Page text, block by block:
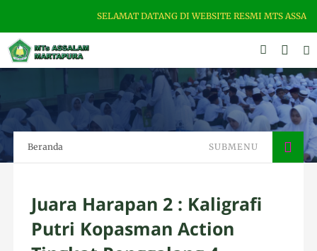
SELAMAT DATANG DI WEBSITE RESMI MTS
Beranda SUBMENU
Juara Harapan 2 : Kaligrafi
Putri Kopasman Action